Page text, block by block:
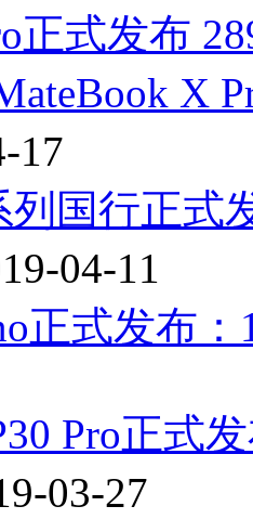
正式发布
X
17
列国行正式
04-11
正式发布
Pro正式
03-27